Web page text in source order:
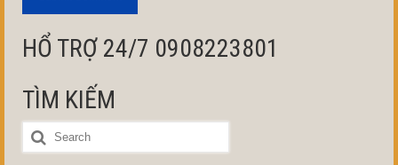
HỔ TRỢ 24/7 0908223801
TÌM KIẾM